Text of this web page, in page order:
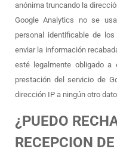
anónima truncando la
Google Analytics no se
personal identificable de
enviar la información
esté legalmente obligado a
prestación del servicio de
dirección IP a ningún otro
¿PUEDO
RECEPCION